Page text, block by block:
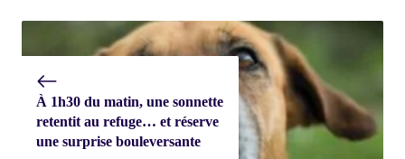
À 1h30 du matin, une sonnette
retentit au refuge… et réserve
une surprise bouleversante